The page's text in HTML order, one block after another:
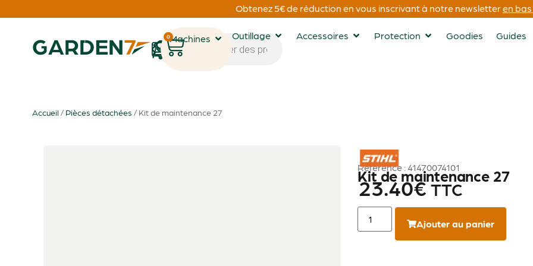
Obtenez 5€ de réduction en vous inscrivant à notre newsletteren
1
0Machines Outillage Accessoires Protection Goodies Guides
Accueil / Pièces détachées / Kit de maintenance 27
STIHL
Référence : 41470074101
Kit de maintenance 27
23.40€ TTC
Ajouter au panier